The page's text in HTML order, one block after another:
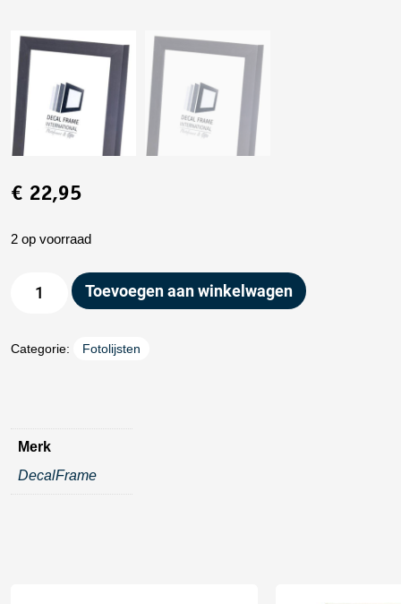
€ 22,95
2 op voorraad
Toevoegen aan winkelwagen
Categorie: Fotolijsten
Merk
DecalFrame